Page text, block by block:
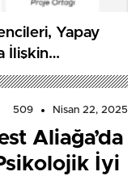
Yapay
İlişkin
509 Nisan 22, 2025
Aliağa’da
İyi